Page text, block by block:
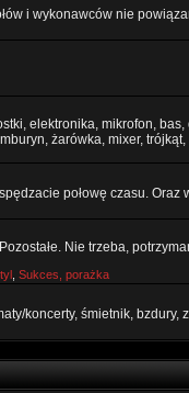
i wykonawców nie
elektronika, mikrofon,
żarówka, mixer, trójkąt,
połowę czasu.
Nie trzeba,
Sukces, porażka
koncerty, śmietnik, bzdury,